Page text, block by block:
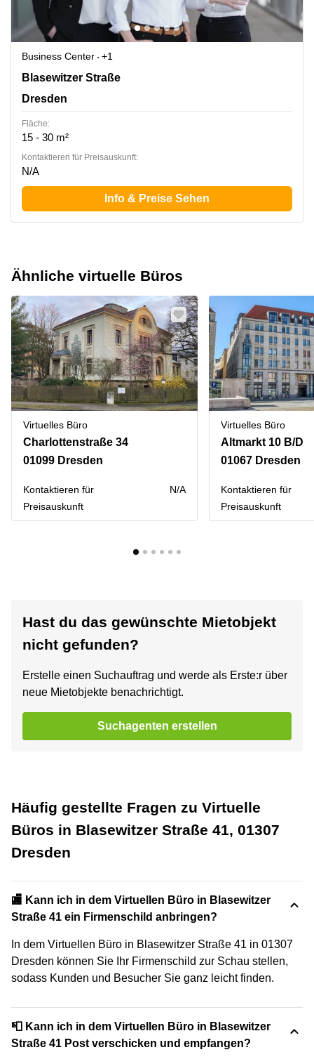
Business Center
+1
Blasewitzer Straße 41, Dresden
Blasewitzer Straße
Dresden
Fläche:
15 - 30 m²
Kontaktieren für Preisauskunft:
N/A
Info & Preise Sehen
Ähnliche virtuelle Büros
Virtuelles Büro
Charlottenstraße 34
01099 Dresden
Kontaktieren für
Preisauskunft
N/A
Virtuelles Büro
Altmarkt 10 B/D
01067 Dresden
Kontaktieren für
Preisauskunft
Hast du das gewünschte Mietobjekt
nicht gefunden?
Erstelle einen Suchauftrag und werde als Erste:r über
neue Mietobjekte benachrichtigt.
Suchagenten erstellen
Häufig gestellte Fragen zu Virtuelle
Büros in Blasewitzer Straße 41, 01307
Dresden
🏬 Kann ich in dem Virtuellen Büro in Blasewitzer
Straße 41 ein Firmenschild anbringen?
In dem Virtuellen Büro in Blasewitzer Straße 41 in 01307
Dresden können Sie Ihr Firmenschild zur Schau stellen,
sodass Kunden und Besucher Sie ganz leicht finden.
📮 Kann ich in dem Virtuellen Büro in Blasewitzer
Straße 41 Post verschicken und empfangen?